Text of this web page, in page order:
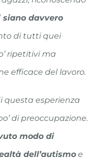
davvero
di tutti quei
ripetitivi ma
efficace del lavoro.
questa esperienza
di preoccupazione.
modo di
dell’autismo e